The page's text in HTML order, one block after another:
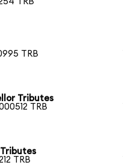
TRB
Tributes
TRB
TRB